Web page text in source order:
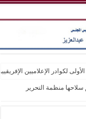
لكوادر الإعلاميين
سلاحها منظمة التحرير